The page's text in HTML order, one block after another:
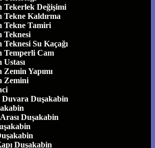
Tekerlek Değişimi
Tekne Kaldırma
Tekne Tamiri
Teknesi
Su Kaçağı
Temperli Cam
Ustası
Yapımı
Zemini
Duvara Duşakabin
Duşakabin
Duşakabin